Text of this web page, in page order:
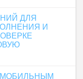
ДЛЯ
И